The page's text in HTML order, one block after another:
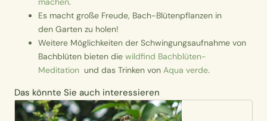
Es macht große Freude, Bach-Blütenpflanzen in
den Garten zu holen!
Weitere Möglichkeiten der Schwingungsaufnahme von
Bachblüten bieten die wildfind Bachblüten-
Meditation und das Trinken von Aqua verde.
Das könnte Sie auch interessieren